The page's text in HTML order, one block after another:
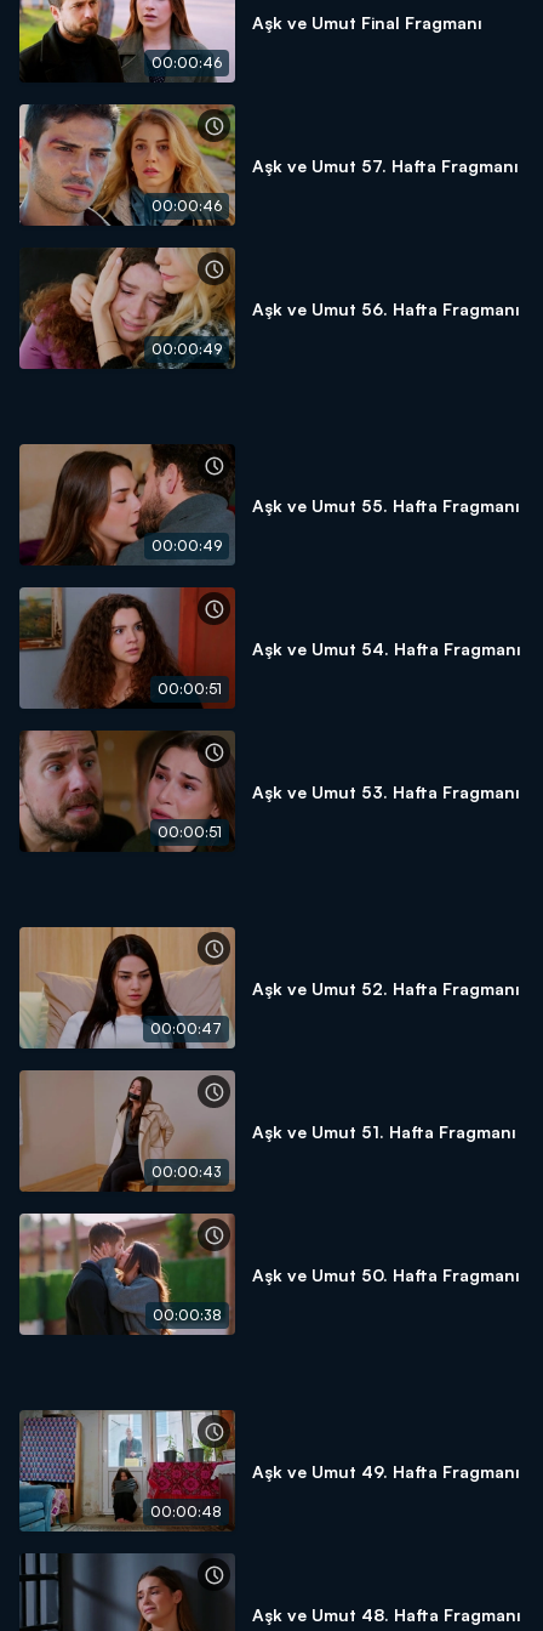
00:00:46
Aşk ve Umut Final Fragmanı
00:00:46
Aşk ve Umut 57. Hafta Fragmanı
00:00:49
Aşk ve Umut 56. Hafta Fragmanı
00:00:49
Aşk ve Umut 55. Hafta Fragmanı
00:00:51
Aşk ve Umut 54. Hafta Fragmanı
00:00:51
Aşk ve Umut 53. Hafta Fragmanı
00:00:47
Aşk ve Umut 52. Hafta Fragmanı
00:00:43
Aşk ve Umut 51. Hafta Fragmanı
00:00:38
Aşk ve Umut 50. Hafta Fragmanı
00:00:48
Aşk ve Umut 49. Hafta Fragmanı
Aşk ve Umut 48. Hafta Fragmanı